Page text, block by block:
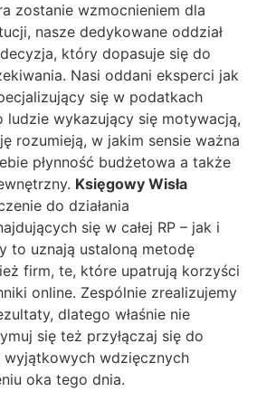
zostanie wzmocnieniem dla
nasze dedykowane oddział
który dopasuje się do
Nasi oddani eksperci jak
się w podatkach
ludzie wykazujący się motywacją,
rozumieją, w jakim sensie ważna
płynność budżetowa a także
Księgowy Wisła
do działania
się w całej RP – jak i
to uznają ustaloną metodę
firm, te, które upatrują korzyści
online. Zespólnie zrealizujemy
dlatego właśnie nie
się też przyłączaj się do
wdzięcznych
oka tego dnia.